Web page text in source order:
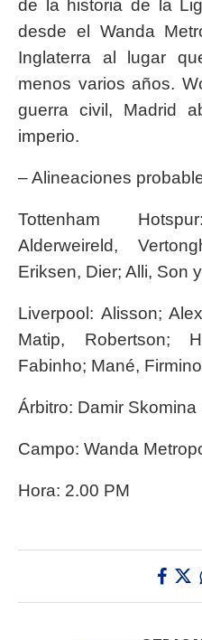
de la historia de la
desde el Wanda
Inglaterra al lugar
menos varios años.
guerra civil, Madrid
imperio.
– Alineaciones
Tottenham
Alderweireld,
Eriksen, Dier; Alli, Son
Liverpool: Alisson;
Matip, Robertson;
Fabinho; Mané,
Árbitro: Damir Skomina
Campo: Wanda
Hora: 2.00 PM